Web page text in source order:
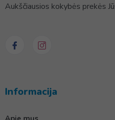
Aukščiausios kokybės prekės
Informacija